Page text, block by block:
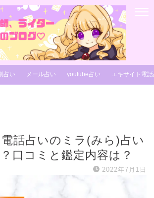
占い メール占い youtube占い エキサイト電
話占いのミラ(みら)占い
口コミと鑑定内容は？
2022年7月1日